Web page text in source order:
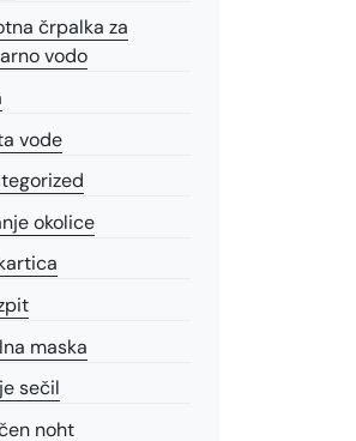
črpalka za
vodo
vode
okolice
maska
sečil
noht